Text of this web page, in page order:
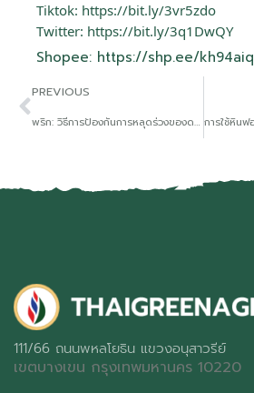
Tiktok: https://bit.ly/3vr5zdo
Twitter: https://bit.ly/3q1DwQY
Shopee: https://shp.ee/kh94aiq
PREVIOUS
พริก: วิธีการป้องกันการหลุดร่วงของดอกและผล
111/66 ถนนพหลโยธิน แขวงอนุสาวรีย์
เขตบางเขน กรุงเทพมหานคร 10220